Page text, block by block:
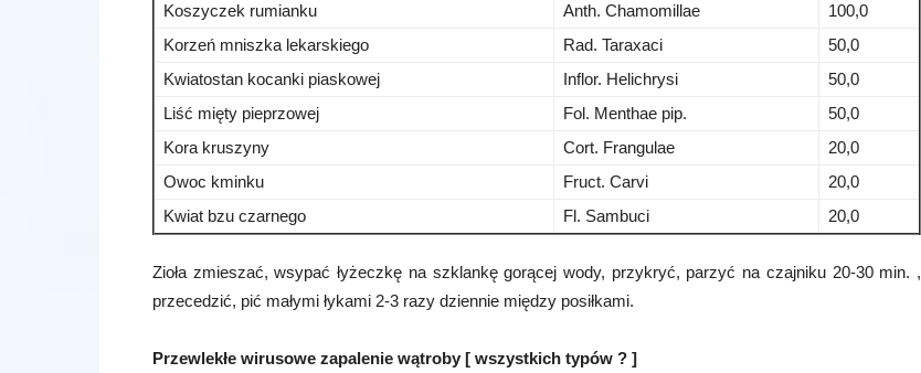
Koszyczek rumianku
Anth. Chamomillae
100,0
Korzeń mniszka lekarskiego
Rad. Taraxaci
50,0
Kwiatostan kocanki piaskowej
Inflor. Helichrysi
50,0
Liść mięty pieprzowej
Fol. Menthae pip.
50,0
Kora kruszyny
Cort. Frangulae
20,0
Owoc kminku
Fruct. Carvi
20,0
Kwiat bzu czarnego
Fl. Sambuci 20,0
Zioła zmieszać, wsypać łyżeczkę na szklankę gorącej wody, przykryć, parzyć na czajniku 20-30 min. ,
przecedzić, pić małymi łykami 2-3 razy dziennie między posiłkami.
Przewlekłe wirusowe zapalenie wątroby [ wszystkich typów ? ]